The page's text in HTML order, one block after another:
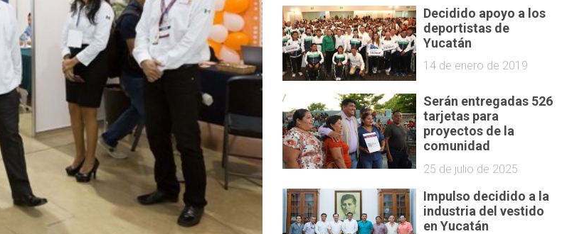
Decidido apoyo a los
deportistas de
Yucatán
14 de enero de 2019
Serán entregadas 526
tarjetas para
proyectos de la
comunidad
25 de julio de 2025
Impulso decidido a la
industria del vestido
en Yucatán